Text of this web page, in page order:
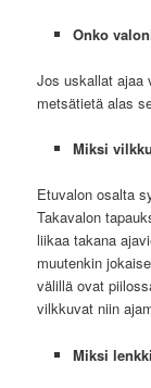
Onko
Jos uskallat ajaa
metsätietä alas
Miksi
Etuvalon osalta
Takavalon
liikaa takana
muutenkin
välillä ovat
vilkkuvat niin
Miksi